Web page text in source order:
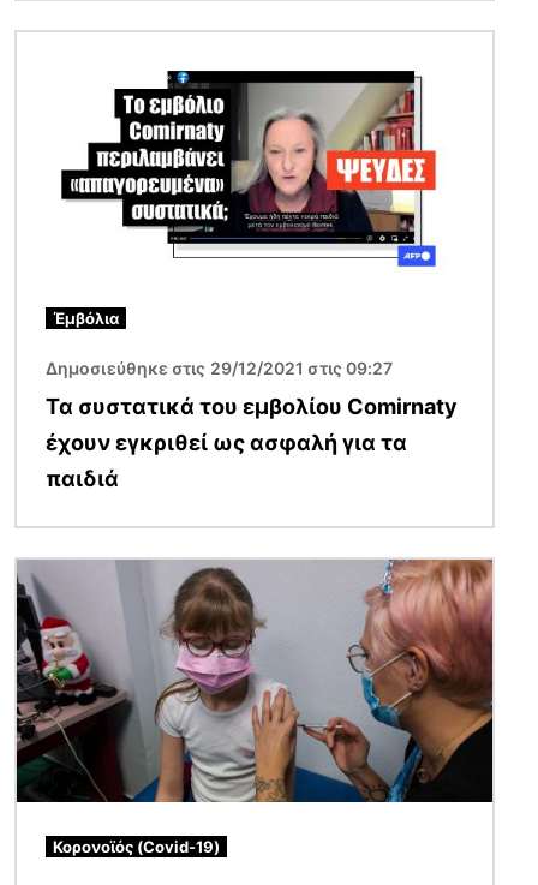
Έμβόλια
Δημοσιεύθηκε στις 29/12/2021 στις 09:27
Τα συστατικά του εμβολίου Comirnaty
έχουν εγκριθεί ως ασφαλή για τα
παιδιά
Εικόνα
Κορονοϊός (Covid-19)